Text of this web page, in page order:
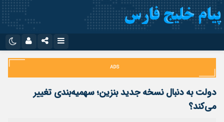
اینستاگرام
تلگرام
سروش
ایتا
آپارات
نام کاربری یا نشانی ایمیل
رمز عبور
دولت به دنبال نسخه جدید بنزین؛ سهمیه‌بندی تغییر
می‌کند؟